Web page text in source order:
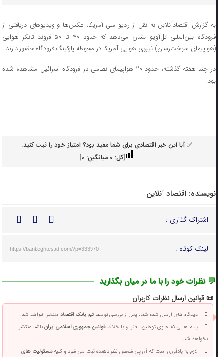
به گزارش اقتصادآنلاین به نقل از رادیو ملی آمریکا، عکس‌ها و ویدیو‌های دریافتی از
فرودگاه بین‌المللی تل‌آویو نشان می‌دهد که حدود ۴۰ تا ۵۰ فروند تانکر هوایی
(هواپیمای سوخت‌رسان) نیروی هوایی آمریکا در محوطه پارکینگ فرودگاه حضور دارند.
در چند هفته گذشته، حدود ۲۰ هواپیمای نظامی در فرودگاه اسرائیل مشاهده شده
بود.
✅ آیا این خبر اقتصادی برای شما مفید بود؟ امتیاز خود را ثبت کنید.
[کل: 0میانگین: 0
]
نویسنده: اقتصاد آنلاین
اشتراک گذاری :
لینک کوتاه : https://bankeghtesad.com/?p=333970
💬 نظرات خود را با ما در میان بگذارید
📜 قوانین ارسال نظرات کاربران
دیدگاه های ارسال شده شما، پس از بررسی توسطتیم بانک اقتصادمنتشر خواهد شد.
پیام هایی که حاوی توهین، افترا و یا خلافقوانین جمهوری اسلامی ایرانباشد منتشر
نخواهد شد.
لازم به یادآوری است که آی پی شخص نظر دهنده ثبت می شود و کلیهمسئولیت های